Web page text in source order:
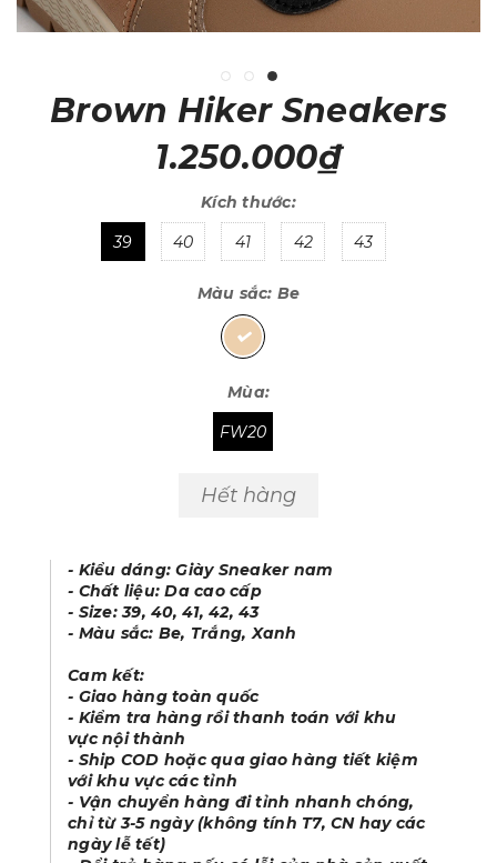
Brown Hiker Sneakers
1.250.000₫
Kích thước:
39
40 41 42 43
Màu sắc: Be
Mùa:
FW20
Hết hàng
- Kiểu dáng: Giày Sneaker nam
- Chất liệu: Da cao cấp
- Size: 39, 40, 41, 42, 43
- Màu sắc: Be, Trắng, Xanh
Cam kết:
- Giao hàng toàn quốc
- Kiểm tra hàng rồi thanh toán với khu
vực nội thành
- Ship COD hoặc qua giao hàng tiết kiệm
với khu vực các tỉnh
- Vận chuyển hàng đi tỉnh nhanh chóng,
chỉ từ 3-5 ngày (không tính T7, CN hay các
ngày lễ tết)